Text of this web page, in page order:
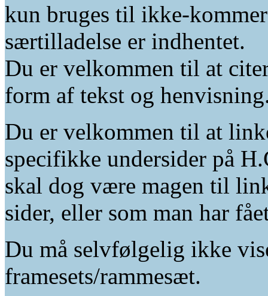
kun bruges til ikke-
særtilladelse er indhentet.
Du er velkommen til at
form af tekst og
Du er velkommen til at
specifikke undersider på
skal dog være magen til
sider, eller som man har
Du må selvfølgelig ikke
framesets/rammesæt.